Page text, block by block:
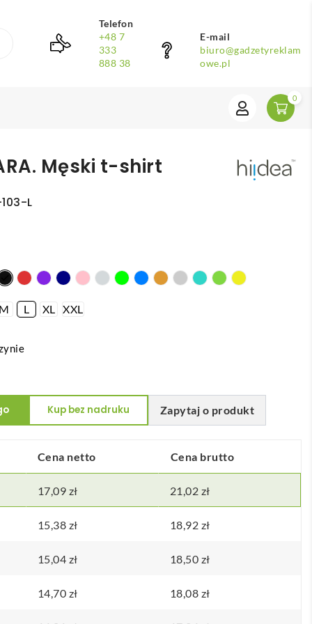
Telefon
+48 7
333
888 38
E-mail
biuro@gadzetyreklam
owe.pl
0
Męski t-shirt
L
M L XL XXL
Zapytaj o produkt
Kup bez nadruku
Cena netto Cena brutto
17,09 zł 21,02 zł
15,38 zł 18,92 zł
15,04 zł 18,50 zł
14,70 zł 18,08 zł